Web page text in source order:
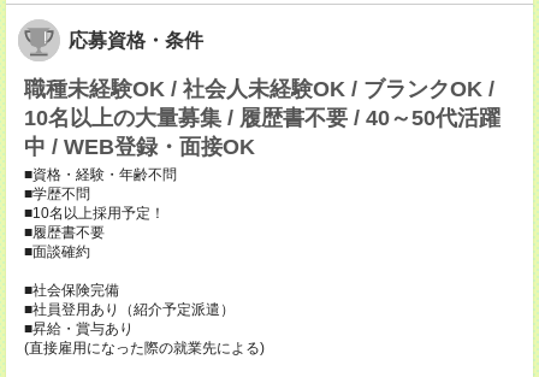
応募資格・条件
職種未経験OK / 社会人未経験OK / ブランクOK /
10名以上の大量募集 / 履歴書不要 / 40～50代活躍
中 / WEB登録・面接OK
■資格・経験・年齢不問
■学歴不問
■10名以上採用予定！
■履歴書不要
■面談確約
■社会保険完備
■社員登用あり（紹介予定派遣）
■昇給・賞与あり
(直接雇用になった際の就業先による)